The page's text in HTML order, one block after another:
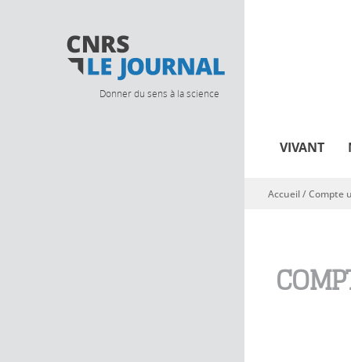
Donner du sens à la science
VIVANT
Vous êtes ici
Accueil/Compte